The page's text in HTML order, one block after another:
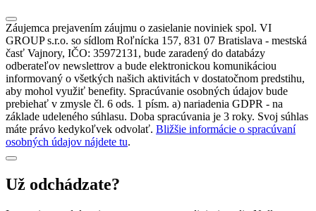
Záujemca prejavením záujmu o zasielanie noviniek spol. VI
GROUP s.r.o. so sídlom Roľnícka 157, 831 07 Bratislava - mestská
časť Vajnory, IČO: 35972131, bude zaradený do databázy
odberateľov newslettrov a bude elektronickou komunikáciou
informovaný o všetkých našich aktivitách v dostatočnom predstihu,
aby mohol využiť benefity. Spracúvanie osobných údajov bude
prebiehať v zmysle čl. 6 ods. 1 písm. a) nariadenia GDPR - na
základe udeleného súhlasu. Doba spracúvania je 3 roky. Svoj súhlas
máte právo kedykoľvek odvolať. Bližšie informácie o spracúvaní
osobných údajov nájdete tu.
Už odchádzate?